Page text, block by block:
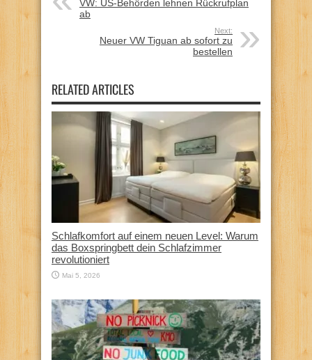
VW: US-Behörden lehnen Rückrufplan
ab
Next:
Neuer VW Tiguan ab sofort zu
bestellen
RELATED ARTICLES
Schlafkomfort auf einem neuen Level: Warum
das Boxspringbett dein Schlafzimmer
revolutioniert
Mai 5, 2026